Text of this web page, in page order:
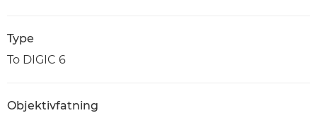
Type
To DIGIC 6
Objektivfatning